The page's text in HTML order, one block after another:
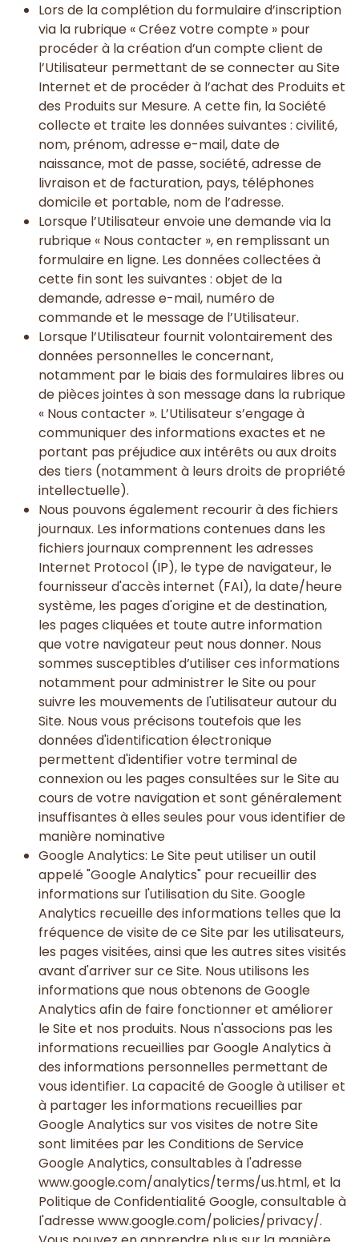
Lors de la complétion du formulaire d’inscription
via la rubrique « Créez votre compte » pour
procéder à la création d’un compte client de
l’Utilisateur permettant de se connecter au Site
Internet et de procéder à l’achat des Produits et
des Produits sur Mesure. A cette fin, la Société
collecte et traite les données suivantes : civilité,
nom, prénom, adresse e-mail, date de
naissance, mot de passe, société, adresse de
livraison et de facturation, pays, téléphones
domicile et portable, nom de l’adresse.
Lorsque l’Utilisateur envoie une demande via la
rubrique « Nous contacter », en remplissant un
formulaire en ligne. Les données collectées à
cette fin sont les suivantes : objet de la
demande, adresse e-mail, numéro de
commande et le message de l’Utilisateur.
Lorsque l’Utilisateur fournit volontairement des
données personnelles le concernant,
notamment par le biais des formulaires libres ou
de pièces jointes à son message dans la rubrique
« Nous contacter ». L’Utilisateur s’engage à
communiquer des informations exactes et ne
portant pas préjudice aux intérêts ou aux droits
des tiers (notamment à leurs droits de propriété
intellectuelle).
Nous pouvons également recourir à des fichiers
journaux. Les informations contenues dans les
fichiers journaux comprennent les adresses
Internet Protocol (IP), le type de navigateur, le
fournisseur d'accès internet (FAI), la date/heure
système, les pages d'origine et de destination,
les pages cliquées et toute autre information
que votre navigateur peut nous donner. Nous
sommes susceptibles d’utiliser ces informations
notamment pour administrer le Site ou pour
suivre les mouvements de l'utilisateur autour du
Site. Nous vous précisons toutefois que les
données d'identification électronique
permettent d'identifier votre terminal de
connexion ou les pages consultées sur le Site au
cours de votre navigation et sont généralement
insuffisantes à elles seules pour vous identifier de
manière nominative
Google Analytics: Le Site peut utiliser un outil
appelé "Google Analytics" pour recueillir des
informations sur l'utilisation du Site. Google
Analytics recueille des informations telles que la
fréquence de visite de ce Site par les utilisateurs,
les pages visitées, ainsi que les autres sites visités
avant d'arriver sur ce Site. Nous utilisons les
informations que nous obtenons de Google
Analytics afin de faire fonctionner et améliorer
le Site et nos produits. Nous n'associons pas les
informations recueillies par Google Analytics à
des informations personnelles permettant de
vous identifier. La capacité de Google à utiliser et
à partager les informations recueillies par
Google Analytics sur vos visites de notre Site
sont limitées par les Conditions de Service
Google Analytics, consultables à l'adresse
www.google.com/analytics/terms/us.html, et la
Politique de Confidentialité Google, consultable à
l'adresse www.google.com/policies/privacy/.